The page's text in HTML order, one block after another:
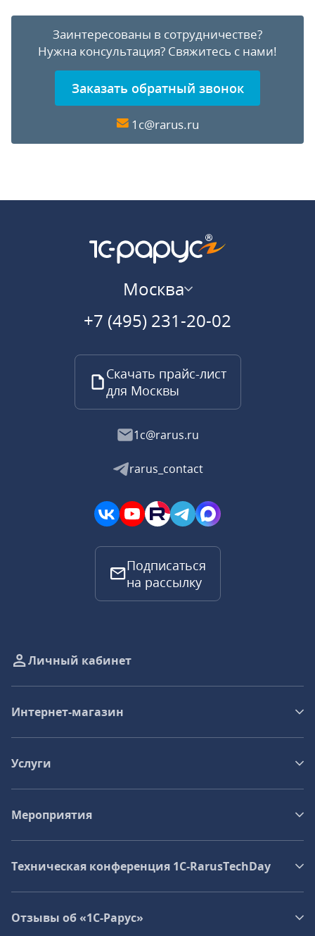
Заинтересованы в сотрудничестве?
Нужна консультация? Свяжитесь с нами!
Заказать обратный звонок
1c@rarus.ru
Москва
+7 (495) 231-20-02
Скачать прайс-лист
для Москвы
1c@rarus.ru
rarus_contact
Подписаться
на рассылку
Личный кабинет
Интернет-магазин
Услуги
Мероприятия
Техническая конференция 1C‑RarusTechDay
Отзывы об «1С-Рарус»